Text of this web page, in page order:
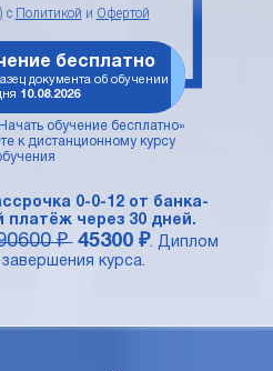
с Политикой и Офертой
бесплатно
документа об обучении
10.08.2026
обучение бесплатно»
к дистанционному курсу
0-0-12 от банка-
платёж через 30 дней.
₽ 45300 ₽. Диплом
курса.